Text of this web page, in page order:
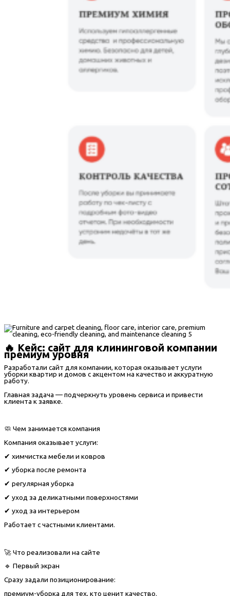
🔥 Кейс: сайт для клининговой компании
премиум уровня
Разработали сайт для компании, которая оказывает услуги
уборки квартир и домов с акцентом на качество и аккуратную
работу.
Главная задача — подчеркнуть уровень сервиса и привести
клиента к заявке.
🧼 Чем занимается компания
Компания оказывает услуги:
✔ химчистка мебели и ковров
✔ уборка после ремонта
✔ регулярная уборка
✔ уход за деликатными поверхностями
✔ уход за интерьером
Работает с частными клиентами.
🚀 Что реализовали на сайте
🔹 Первый экран
Сразу задали позиционирование:
премиум-уборка для тех, кто ценит качество.